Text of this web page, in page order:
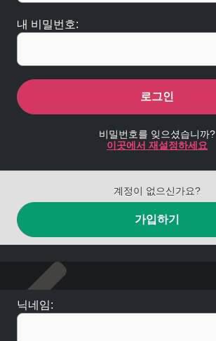
내 비밀번호:
로그인
비밀번호를 잊으셨습니까?
이곳에서 재설정하세요
계정이 없으신가요?
가입하기
닉네임: